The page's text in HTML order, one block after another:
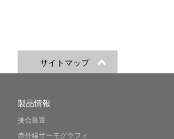
サイトマップ
製品情報
接合装置
赤外線サーモグラフィ